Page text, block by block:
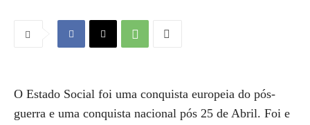
O Estado Social foi uma conquista europeia do pós-
guerra e uma conquista nacional pós 25 de Abril. Foi e